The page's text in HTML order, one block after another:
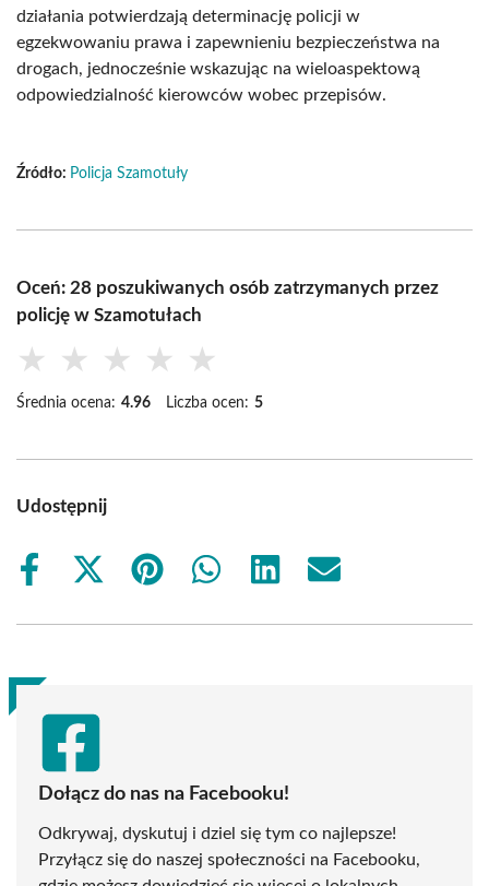
działania potwierdzają determinację policji w
egzekwowaniu prawa i zapewnieniu bezpieczeństwa na
drogach, jednocześnie wskazując na wieloaspektową
odpowiedzialność kierowców wobec przepisów.
Źródło: Policja Szamotuły
Oceń: 28 poszukiwanych osób zatrzymanych przez
policję w Szamotułach
★ ★ ★ ★ ★
Średnia ocena: 4.96 Liczba ocen: 5
Udostępnij
Share
Share
(Twitter)
Share
Share
Share
Share
Dołącz do nas na Facebooku!
Odkrywaj, dyskutuj i dziel się tym co najlepsze!
Przyłącz się do naszej społeczności na Facebooku,